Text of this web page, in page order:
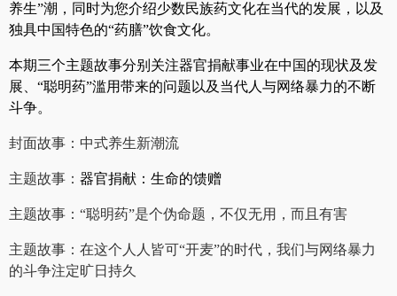
养生”潮，同时为您介绍少数民族药文化在当代的发展，以及
独具中国特色的“药膳”饮食文化。
本期三个主题故事分别关注器官捐献事业在中国的现状及发
展、“聪明药”滥用带来的问题以及当代人与网络暴力的不断
斗争。
封面故事： 中式养生新潮流
主题故事： 器官捐献：生命的馈赠
主题故事： “聪明药”是个伪命题，不仅无用，而且有害
主题故事： 在这个人人皆可“开麦”的时代，我们与网络暴力
的斗争注定旷日持久